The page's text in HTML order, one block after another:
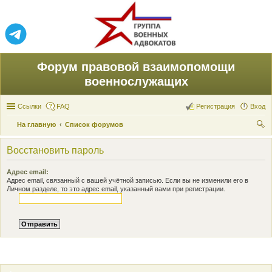
Форум правовой взаимопомощи
военнослужащих
Ссылки FAQ Вход
Регистрация
На главную
Список форумов
ои
Восстановить пароль
Адрес email:
Адрес email, связанный с вашей учётной записью. Если вы не изменили его в
Личном разделе, то это адрес email, указанный вами при регистрации.